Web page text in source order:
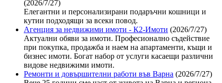
(2026/7/27)
Елегантни и персонализирани подаръчни кошници и
кутии подходящи за всеки повод.
Агенция за недвижими имоти - К2-Имоти (2026/7/27)
Актуални обяви за имоти. Професионално съдействие
при покупка, продажба и наем на апартаменти, къщи и
бизнес имоти. Богат набор от услуги касаещи различни
видове недвижими имоти.
Ремонти и довършителни работи във Варна (2026/7/27)